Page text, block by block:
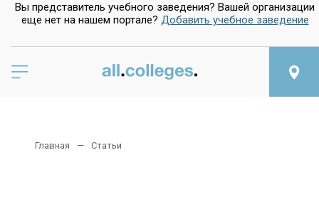
Вы представитель учебного заведения? Вашей организации
еще нет на нашем портале? Добавить учебное заведение
Главная Статьи